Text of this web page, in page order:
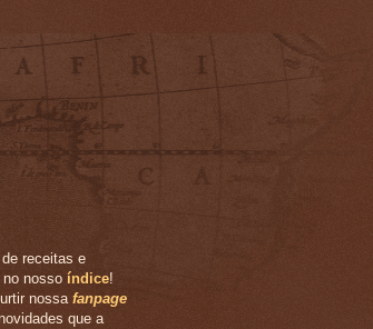
receitas e
nosso índice!
nossafanpage
que a